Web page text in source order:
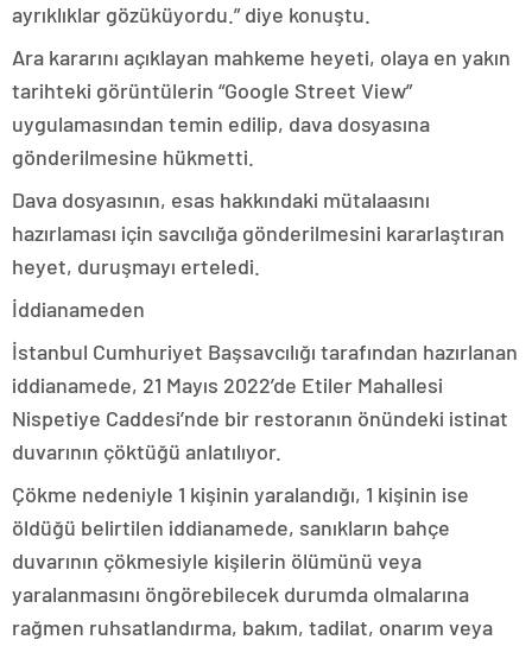
ayrıklıklar gözüküyordu.” diye konuştu.
Ara kararını açıklayan mahkeme heyeti, olaya en yakın
tarihteki görüntülerin “Google Street View”
uygulamasından temin edilip, dava dosyasına
gönderilmesine hükmetti.
Dava dosyasının, esas hakkındaki mütalaasını
hazırlaması için savcılığa gönderilmesini kararlaştıran
heyet, duruşmayı erteledi.
İddianameden
İstanbul Cumhuriyet Başsavcılığı tarafından hazırlanan
iddianamede, 21 Mayıs 2022’de Etiler Mahallesi
Nispetiye Caddesi’nde bir restoranın önündeki istinat
duvarının çöktüğü anlatılıyor.
Çökme nedeniyle 1 kişinin yaralandığı, 1 kişinin ise
öldüğü belirtilen iddianamede, sanıkların bahçe
duvarının çökmesiyle kişilerin ölümünü veya
yaralanmasını öngörebilecek durumda olmalarına
rağmen ruhsatlandırma, bakım, tadilat, onarım veya